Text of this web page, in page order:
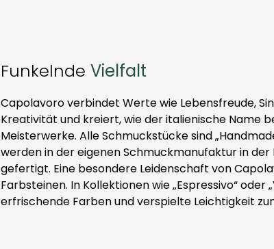
Funkelnde Vielfalt
Capolavoro verbindet Werte wie Lebensfreude,
Kreativität und kreiert, wie der italienische Name
Meisterwerke. Alle Schmuckstücke sind
werden in der eigenen Schmuckmanufaktur in der
gefertigt. Eine besondere Leidenschaft von
Farbsteinen. In Kollektionen wie „Espressivo“ oder
erfrischende Farben und verspielte Leichtigkeit